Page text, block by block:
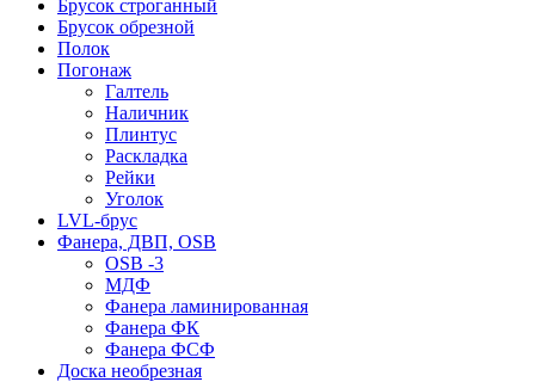
Брусок строганный
Брусок обрезной
Полок
Погонаж
Галтель
Наличник
Плинтус
Раскладка
Рейки
Уголок
LVL-брус
Фанера, ДВП, OSB
OSB -3
МДФ
Фанера ламинированная
Фанера ФК
Фанера ФСФ
Доска необрезная